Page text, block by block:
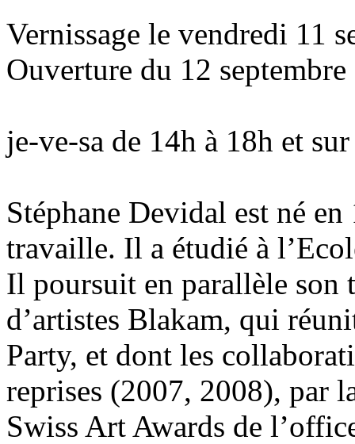
Vernissage le vendredi 11
Ouverture du 12
je-ve-sa de 14h à 18h et
Stéphane Devidal est né
travaille. Il a étudié à
Il poursuit en parallèle son
d’artistes Blakam, qui
Party, et dont les
reprises (2007, 2008), par
Swiss Art Awards de